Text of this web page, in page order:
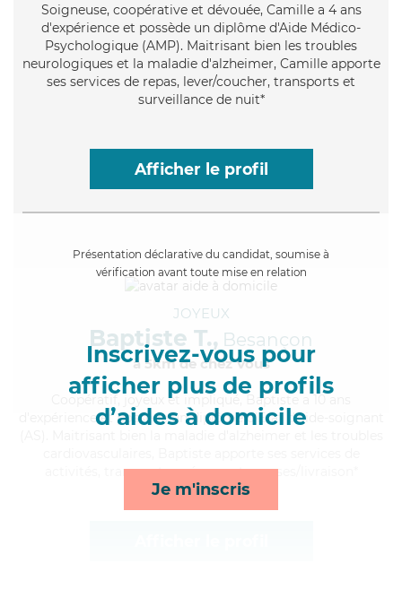
Soigneuse, coopérative et dévouée, Camille a 4 ans
d'expérience et possède un diplôme d'Aide Médico-
Psychologique (AMP). Maitrisant bien les troubles
neurologiques et la maladie d'alzheimer, Camille apporte
ses services de repas, lever/coucher, transports et
surveillance de nuit*
Afficher le profil
Présentation déclarative du candidat, soumise à
vérification avant toute mise en relation
Inscrivez-vous pour
afficher plus de profils
d’aides à domicile
Je m'inscris
JOYEUX
Baptiste T., Besançon
à 5km de chez Vous
, joyeux et impliqué, Baptiste a 10 ans
d'expérience et possède un diplôme d'Etat d'aide-soignant
activités, transports, ménage et courses/livraison*